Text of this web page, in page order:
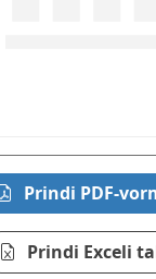
Prindi PDF-
Prindi Exceli